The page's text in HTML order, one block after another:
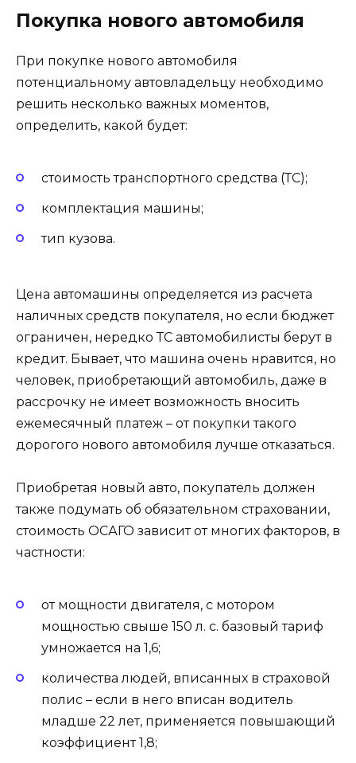
Покупка нового автомобиля
При покупке нового автомобиля
потенциальному автовладельцу необходимо
решить несколько важных моментов,
определить, какой будет:
стоимость транспортного средства (ТС);
комплектация машины;
тип кузова.
Цена автомашины определяется из расчета
наличных средств покупателя, но если бюджет
ограничен, нередко ТС автомобилисты берут в
кредит. Бывает, что машина очень нравится, но
человек, приобретающий автомобиль, даже в
рассрочку не имеет возможность вносить
ежемесячный платеж – от покупки такого
дорогого нового автомобиля лучше отказаться.
Приобретая новый авто, покупатель должен
также подумать об обязательном страховании,
стоимость ОСАГО зависит от многих факторов, в
частности:
от мощности двигателя, с мотором
мощностью свыше 150 л. с. базовый тариф
умножается на 1,6;
количества людей, вписанных в страховой
полис – если в него вписан водитель
младше 22 лет, применяется повышающий
коэффициент 1,8;